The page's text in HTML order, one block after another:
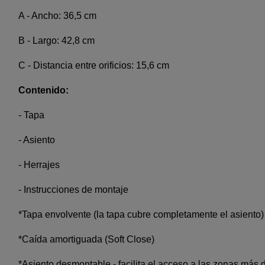
A - Ancho: 36,5 cm
B - Largo: 42,8 cm
C - Distancia entre orificios: 15,6 cm
Contenido:
- Tapa
- Asiento
- Herrajes
- Instrucciones de montaje
*Tapa envolvente (la tapa cubre completamente el asiento)
*Caída amortiguada (Soft Close)